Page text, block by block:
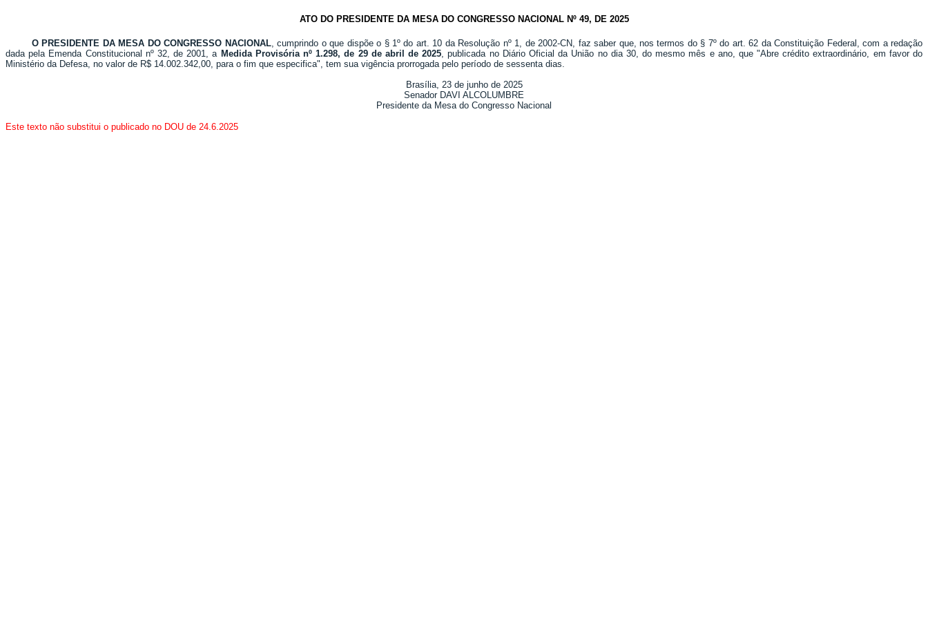
ATO DO PRESIDENTE DA MESA DO CONGRESSO NACIONAL Nº 49, DE 2025
O PRESIDENTE DA MESA DO CONGRESSO NACIONAL, cumprindo o que dispõe o § 1º do art. 10 da Resolução nº 1, de 2002-CN, faz saber que, nos termos do § 7º do art. 62 da Constituição Federal, com a redação
dada pela Emenda Constitucional nº 32, de 2001, a Medida Provisória nº 1.298, de 29 de abril de 2025, publicada no Diário Oficial da União no dia 30, do mesmo mês e ano, que "Abre crédito extraordinário, em favor do
Ministério da Defesa, no valor de R$ 14.002.342,00, para o fim que especifica", tem sua vigência prorrogada pelo período de sessenta dias.
Brasília, 23 de junho de 2025
Senador DAVI ALCOLUMBRE
Presidente da Mesa do Congresso Nacional
Este texto não substitui o publicado no DOU de 24.6.2025